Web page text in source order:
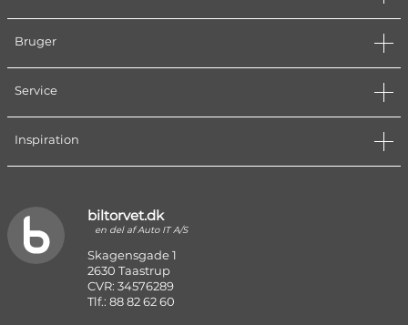
Bruger
Service
Inspiration
biltorvet.dk
en del af Auto IT A/S
Skagensgade 1
2630 Taastrup
CVR: 34576289
Tlf.: 88 82 62 60